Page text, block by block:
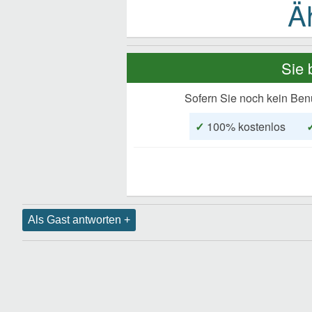
Sie
Sofern Sie noch kein
✓ 100% kostenlos
Als Gast antworten +